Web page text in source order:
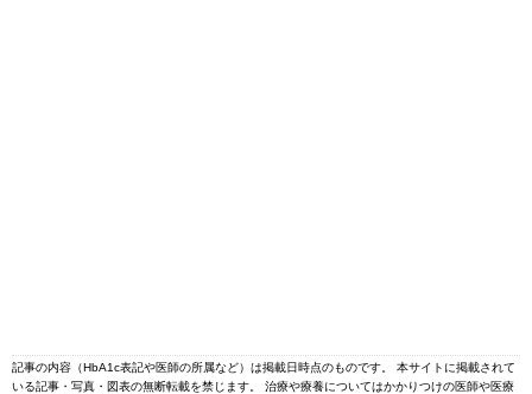
記事の内容（HbA1c表記や医師の所属など）は掲載日時点のものです。 本サイトに掲載されて
いる記事・写真・図表の無断転載を禁じます。 治療や療養についてはかかりつけの医師や医療